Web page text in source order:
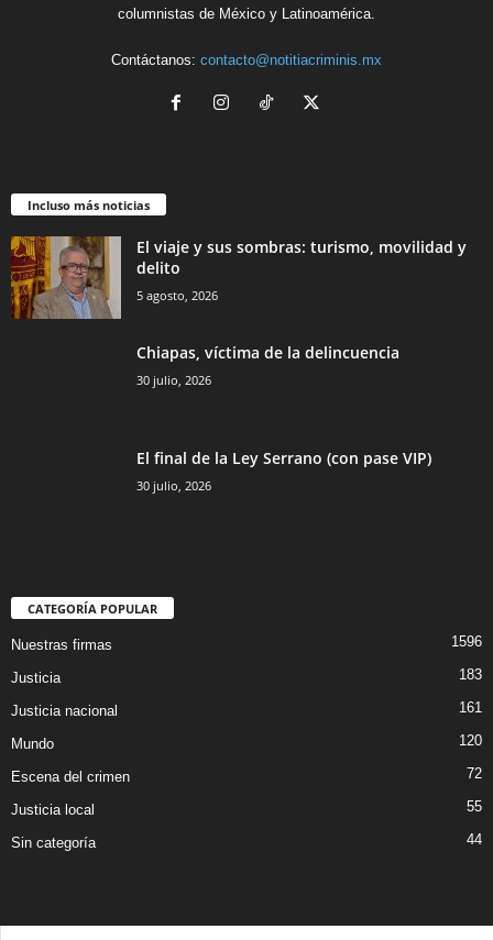
columnistas de México y Latinoamérica.
Contáctanos: contacto@notitiacriminis.mx
Incluso más noticias
El viaje y sus sombras: turismo, movilidad y
delito
5 agosto, 2026
Chiapas, víctima de la delincuencia
30 julio, 2026
El final de la Ley Serrano (con pase VIP)
30 julio, 2026
CATEGORÍA POPULAR
Nuestras firmas 1596
Justicia 183
Justicia nacional 161
Mundo 120
Escena del crimen 72
Justicia local 55
Sin categoría 44